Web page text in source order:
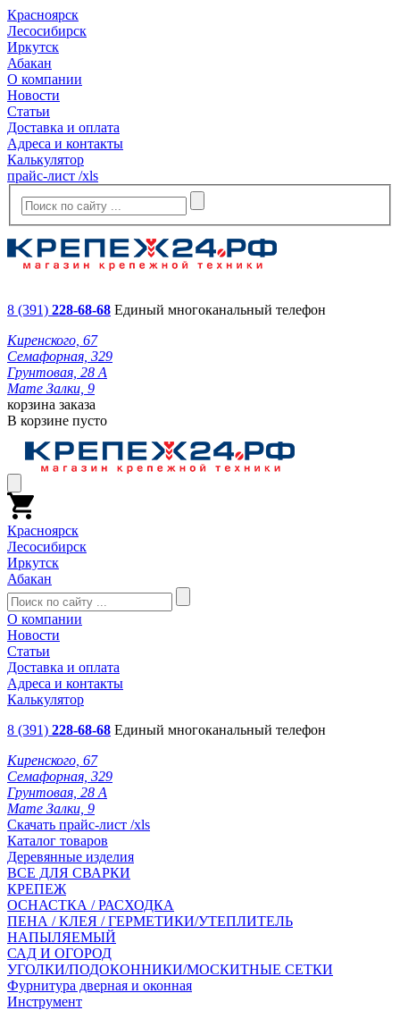
Красноярск
Лесосибирск
Иркутск
Абакан
О компании
Новости
Статьи
Доставка и оплата
Адреса и контакты
Калькулятор
прайс-лист /xls
8 (391) 228-68-68 Единый многоканальный телефон
Киренского, 67
Семафорная, 329
Грунтовая, 28 А
Мате Залки, 9
корзина заказа
В корзине пусто
Красноярск
Лесосибирск
Иркутск
Абакан
О компании
Новости
Статьи
Доставка и оплата
Адреса и контакты
Калькулятор
8 (391) 228-68-68 Единый многоканальный телефон
Киренского, 67
Семафорная, 329
Грунтовая, 28 А
Мате Залки, 9
Скачать прайс-лист /xls
Каталог товаров
Деревянные изделия
ВСЕ ДЛЯ СВАРКИ
КРЕПЕЖ
ОСНАСТКА / РАСХОДКА
ПЕНА / КЛЕЯ / ГЕРМЕТИКИ/УТЕПЛИТЕЛЬ
НАПЫЛЯЕМЫЙ
САД И ОГОРОД
УГОЛКИ/ПОДОКОННИКИ/МОСКИТНЫЕ СЕТКИ
Фурнитура дверная и оконная
Инструмент